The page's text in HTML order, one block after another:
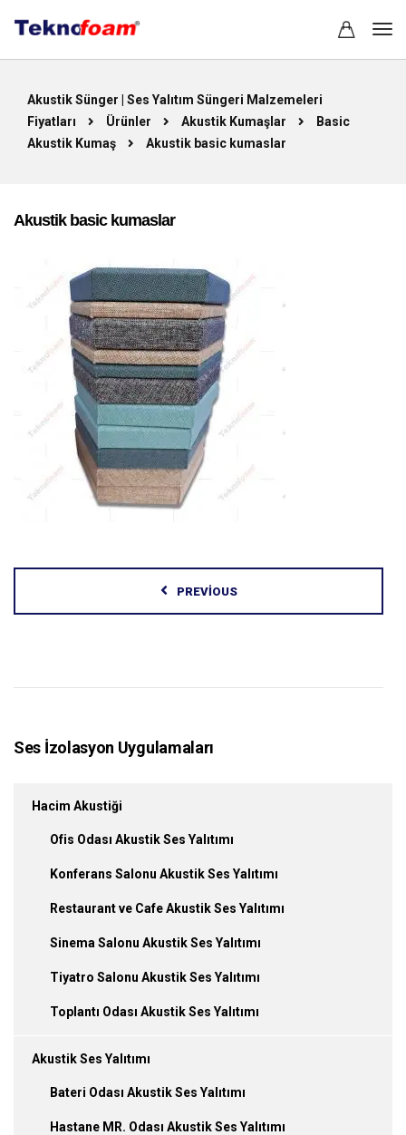
Akustik Sünger | Ses Yalıtım Süngeri Malzemeleri
Fiyatları
Ürünler Akustik Kumaşlar
Basic
Akustik Kumaş
Akustik basic kumaslar
Akustik basic kumaslar
PREVIOUS
Ses İzolasyon Uygulamaları
Hacim Akustiği
Ofis Odası Akustik Ses Yalıtımı
Konferans Salonu Akustik Ses Yalıtımı
Restaurant ve Cafe Akustik Ses Yalıtımı
Sinema Salonu Akustik Ses Yalıtımı
Tiyatro Salonu Akustik Ses Yalıtımı
Toplantı Odası Akustik Ses Yalıtımı
Akustik Ses Yalıtımı
Bateri Odası Akustik Ses Yalıtımı
Hastane MR. Odası Akustik Ses Yalıtımı